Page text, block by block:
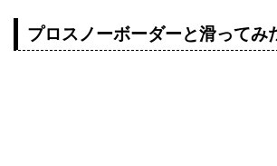
プロスノーボーダーと滑ってみ